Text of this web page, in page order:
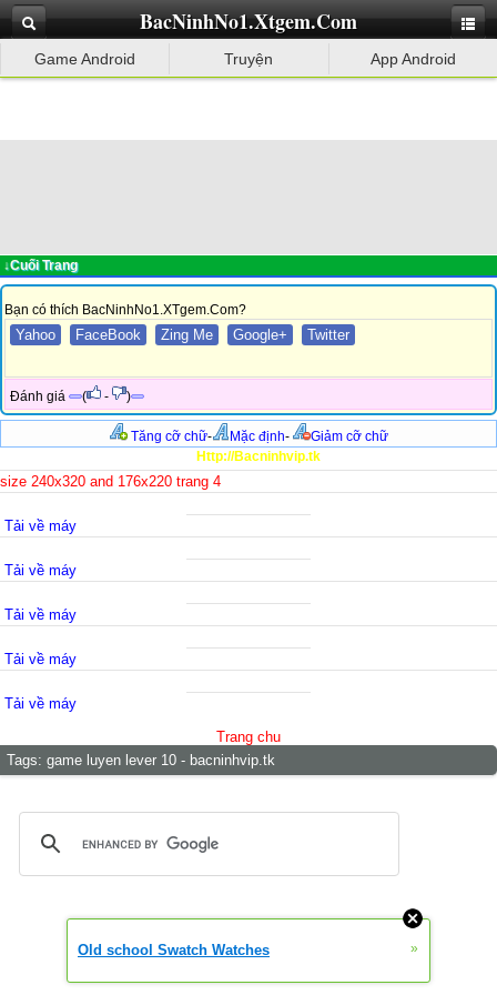
BacNinhNo1.Xtgem.Com
Game Android Truyện App Android
↓Cuối Trang
Bạn có thích BacNinhNo1.XTgem.Com?
Yahoo FaceBook Zing Me Google+ Twitter
Đánh giá ( - )
Tăng cỡ chữ- Mặc định-
Giảm cỡ chữ
Http://Bacninhvip.tk
size 240x320 and 176x220 trang 4
Tải về máy
Tải về máy
Tải về máy
Tải về máy
Tải về máy
Trang chu
Tags: game luyen lever 10 - bacninhvip.tk
Old school Swatch Watches »